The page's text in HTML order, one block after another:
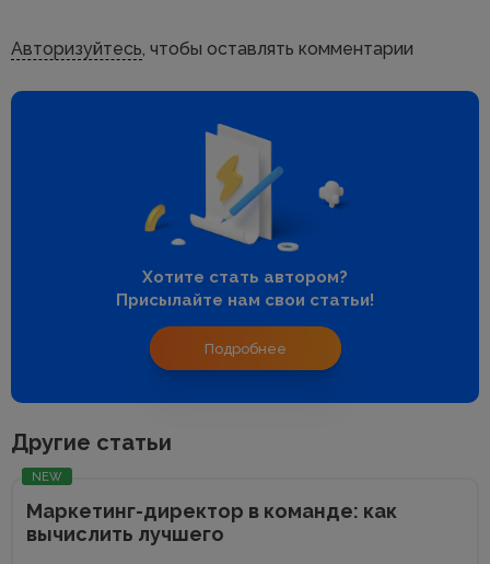
Авторизуйтесь, чтобы оставлять комментарии
Хотите стать автором?
Присылайте нам свои статьи!
Подробнее
Другие статьи
NEW
Маркетинг-директор в команде: как
вычислить лучшего